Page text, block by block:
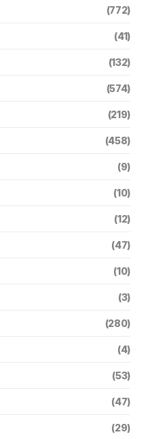
(772)
(41)
(132)
(574)
(219)
(458)
(9)
(10)
(12)
(47)
(10)
(3)
(280)
(4)
(53)
(47)
(29)